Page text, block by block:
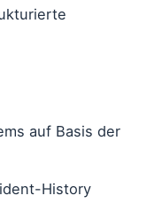
auf Basis der
History